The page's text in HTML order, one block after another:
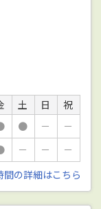
土 日
祝
● －
－
－ －
－
間の詳細はこちら